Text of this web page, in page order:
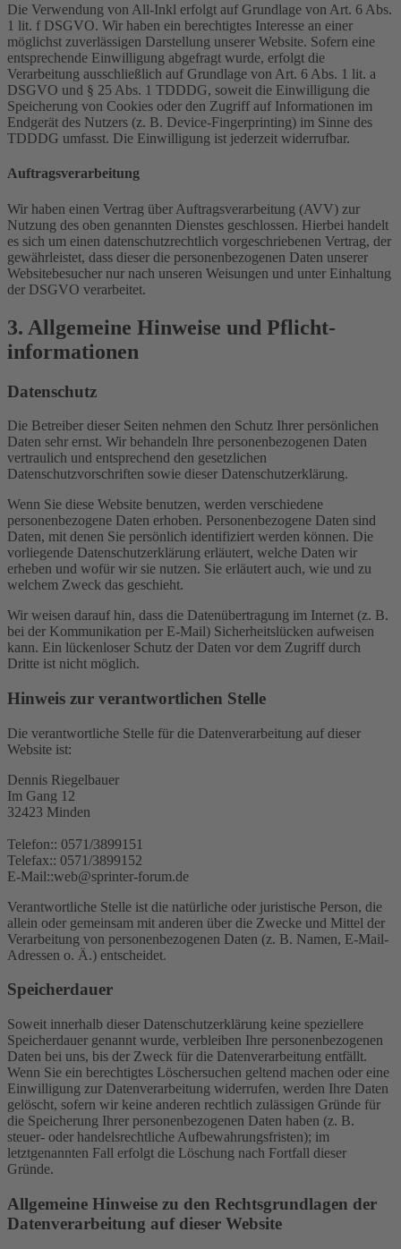
Die Verwendung von All-Inkl erfolgt auf Grundlage von Art. 6 Abs.
1 lit. f DSGVO. Wir haben ein berechtigtes Interesse an einer
möglichst zuverlässigen Darstellung unserer Website. Sofern eine
entsprechende Einwilligung abgefragt wurde, erfolgt die
Verarbeitung ausschließlich auf Grundlage von Art. 6 Abs. 1 lit. a
DSGVO und § 25 Abs. 1 TDDDG, soweit die Einwilligung die
Speicherung von Cookies oder den Zugriff auf Informationen im
Endgerät des Nutzers (z. B. Device-Fingerprinting) im Sinne des
TDDDG umfasst. Die Einwilligung ist jederzeit widerrufbar.
Auftragsverarbeitung
Wir haben einen Vertrag über Auftragsverarbeitung (AVV) zur
Nutzung des oben genannten Dienstes geschlossen. Hierbei handelt
es sich um einen datenschutzrechtlich vorgeschriebenen Vertrag, der
gewährleistet, dass dieser die personenbezogenen Daten unserer
Websitebesucher nur nach unseren Weisungen und unter Einhaltung
der DSGVO verarbeitet.
3. Allgemeine Hinweise und Pflicht­
informationen
Datenschutz
Die Betreiber dieser Seiten nehmen den Schutz Ihrer persönlichen
Daten sehr ernst. Wir behandeln Ihre personenbezogenen Daten
vertraulich und entsprechend den gesetzlichen
Datenschutzvorschriften sowie dieser Datenschutzerklärung.
Wenn Sie diese Website benutzen, werden verschiedene
personenbezogene Daten erhoben. Personenbezogene Daten sind
Daten, mit denen Sie persönlich identifiziert werden können. Die
vorliegende Datenschutzerklärung erläutert, welche Daten wir
erheben und wofür wir sie nutzen. Sie erläutert auch, wie und zu
welchem Zweck das geschieht.
Wir weisen darauf hin, dass die Datenübertragung im Internet (z. B.
bei der Kommunikation per E-Mail) Sicherheitslücken aufweisen
kann. Ein lückenloser Schutz der Daten vor dem Zugriff durch
Dritte ist nicht möglich.
Hinweis zur verantwortlichen Stelle
Die verantwortliche Stelle für die Datenverarbeitung auf dieser
Website ist:
Dennis Riegelbauer
Im Gang 12
32423 Minden
Telefon:: 0571/3899151
Telefax:: 0571/3899152
E-Mail::web@sprinter-forum.de
Verantwortliche Stelle ist die natürliche oder juristische Person, die
allein oder gemeinsam mit anderen über die Zwecke und Mittel der
Verarbeitung von personenbezogenen Daten (z. B. Namen, E-Mail-
Adressen o. Ä.) entscheidet.
Speicherdauer
Soweit innerhalb dieser Datenschutzerklärung keine speziellere
Speicherdauer genannt wurde, verbleiben Ihre personenbezogenen
Daten bei uns, bis der Zweck für die Datenverarbeitung entfällt.
Wenn Sie ein berechtigtes Löschersuchen geltend machen oder eine
Einwilligung zur Datenverarbeitung widerrufen, werden Ihre Daten
gelöscht, sofern wir keine anderen rechtlich zulässigen Gründe für
die Speicherung Ihrer personenbezogenen Daten haben (z. B.
steuer- oder handelsrechtliche Aufbewahrungsfristen); im
letztgenannten Fall erfolgt die Löschung nach Fortfall dieser
Gründe.
Allgemeine Hinweise zu den Rechtsgrundlagen der
Datenverarbeitung auf dieser Website